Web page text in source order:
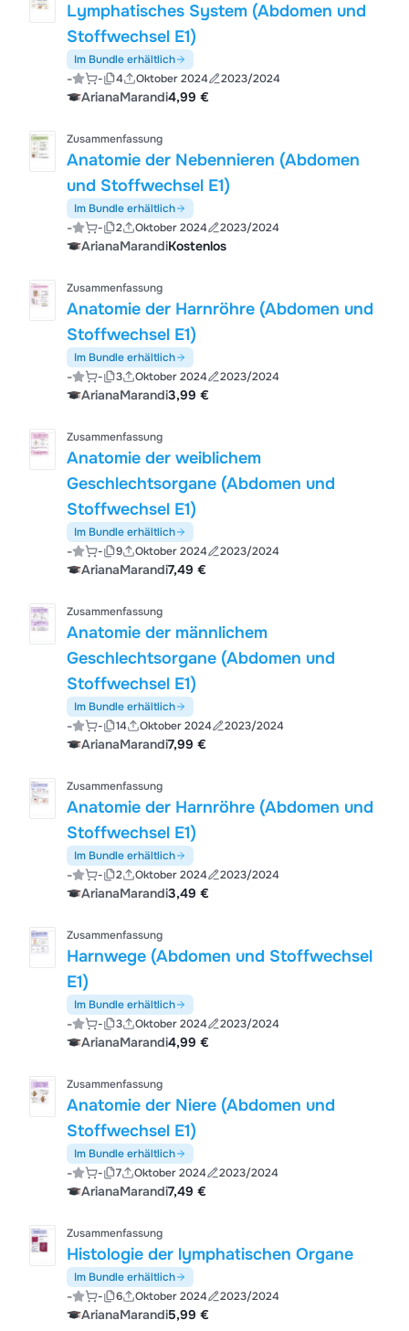
Lymphatisches System (Abdomen und
Stoffwechsel E1)
Im Bundle erhältlich
- - 4 Oktober 2024 2023/2024
ArianaMarandi4,99 €
Zusammenfassung
Anatomie der Nebennieren (Abdomen
und Stoffwechsel E1)
Im Bundle erhältlich
- - 2 Oktober 2024 2023/2024
ArianaMarandiKostenlos
Zusammenfassung
Anatomie der Harnröhre (Abdomen und
Stoffwechsel E1)
Im Bundle erhältlich
- - 3 Oktober 2024 2023/2024
ArianaMarandi3,99 €
Zusammenfassung
Anatomie der weiblichem
Geschlechtsorgane (Abdomen und
Stoffwechsel E1)
Im Bundle erhältlich
- - 9 Oktober 2024 2023/2024
ArianaMarandi7,49 €
Zusammenfassung
Anatomie der männlichem
Geschlechtsorgane (Abdomen und
Stoffwechsel E1)
Im Bundle erhältlich
- - 14 Oktober 2024 2023/2024
ArianaMarandi7,99 €
Zusammenfassung
Anatomie der Harnröhre (Abdomen und
Stoffwechsel E1)
Im Bundle erhältlich
- - 2 Oktober 2024 2023/2024
ArianaMarandi3,49 €
Zusammenfassung
Harnwege (Abdomen und Stoffwechsel
E1)
Im Bundle erhältlich
- - 3 Oktober 2024 2023/2024
ArianaMarandi4,99 €
Zusammenfassung
Anatomie der Niere (Abdomen und
Stoffwechsel E1)
Im Bundle erhältlich
- - 7 Oktober 2024 2023/2024
ArianaMarandi7,49 €
Zusammenfassung
Histologie der lymphatischen Organe
Im Bundle erhältlich
- - 6 Oktober 2024 2023/2024
ArianaMarandi5,99 €